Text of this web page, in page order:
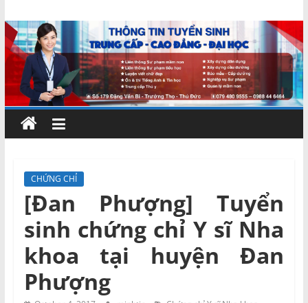
to
content
Chứng
chỉ
ngắn
hạn
–
MIENNAM
Education
Đào
CHỨNG CHỈ
[Đan Phượng] Tuyển
sinh chứng chỉ Y sĩ Nha
khoa tại huyện Đan
Phượng